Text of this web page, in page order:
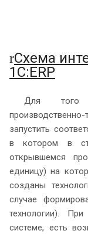
rСхема
1С:ERP
Для того
запустить
в котором в
открывшемся
единицу) на
созданы
случае
технологии).
системе, есть